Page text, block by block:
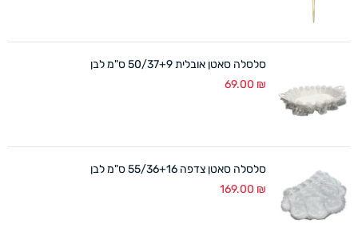
סלסלה סאטן אובלית 50/37+9 ס"מ לבן
69.00 ₪
סלסלה סאטן צדפה 55/36+16 ס"מ לבן
169.00 ₪